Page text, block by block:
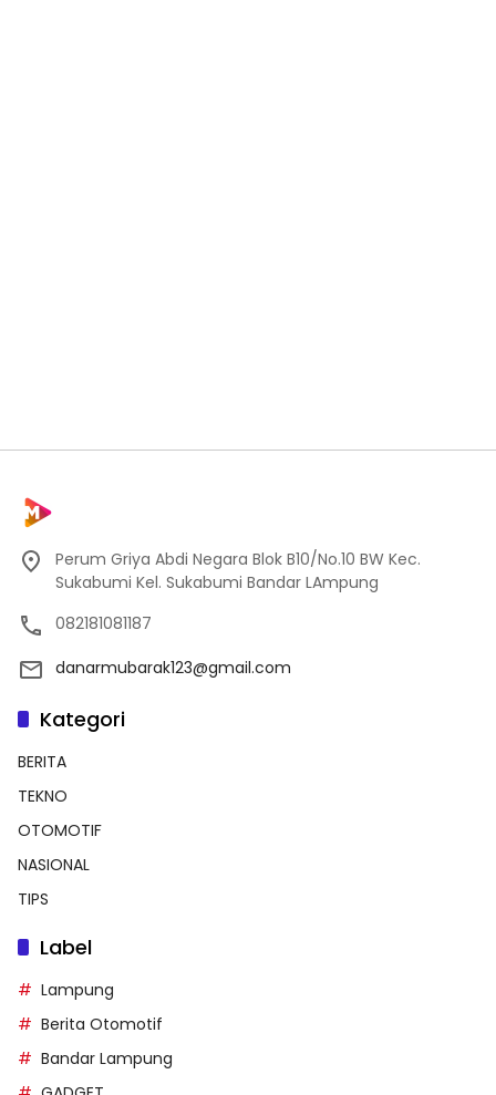
Perum Griya Abdi Negara Blok B10/No.10 BW Kec.
Sukabumi Kel. Sukabumi Bandar LAmpung
082181081187
danarmubarak123@gmail.com
Kategori
BERITA
TEKNO
OTOMOTIF
NASIONAL
TIPS
Label
Lampung
Berita Otomotif
Bandar Lampung